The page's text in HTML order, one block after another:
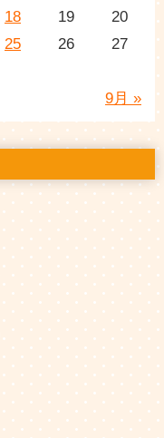
9月 »
18 19
20
25 26
27